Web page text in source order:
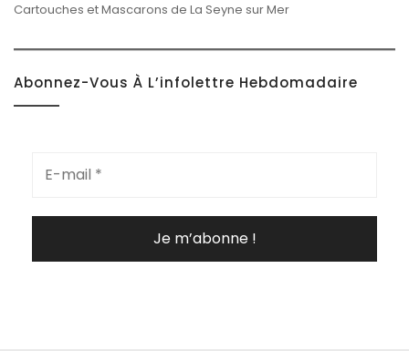
Cartouches et Mascarons de La Seyne sur Mer
Abonnez-Vous À L’infolettre Hebdomadaire